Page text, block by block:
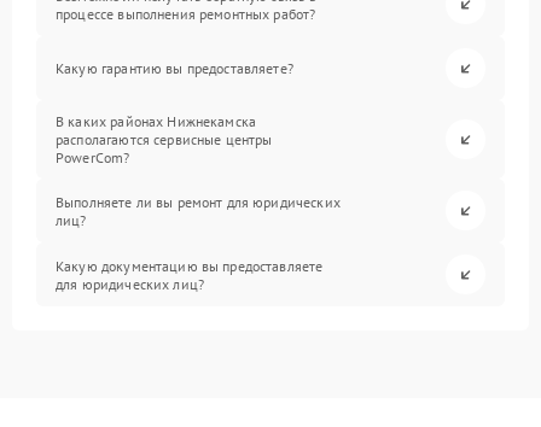
процессе выполнения ремонтных работ?
Какую гарантию вы предоставляете?
В каких районах Нижнекамска
располагаются сервисные центры
PowerCom?
Выполняете ли вы ремонт для юридических
лиц?
Какую документацию вы предоставляете
для юридических лиц?